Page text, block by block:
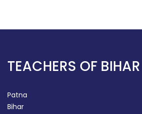
TEACHERS OF BIHAR
Patna
Bihar